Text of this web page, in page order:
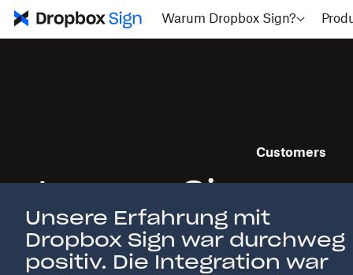
Warum Dropbox Sign?
Customers
Lernen Sie
kennen
Unsere Erfahrung mit
Dropbox Sign war durchweg
positiv. Die Integration war